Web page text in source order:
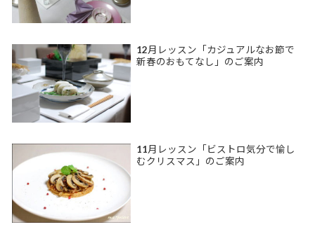
12月レッスン「カジュアルなお節で
新春のおもてなし」のご案内
11月レッスン「ビストロ気分で愉し
むクリスマス」のご案内